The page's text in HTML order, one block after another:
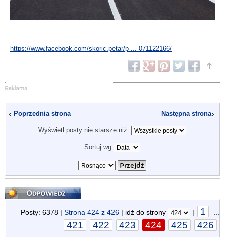
https://www.facebook.com/skoric.petar/p ... 071122166/
Poprzednia strona Następna strona
Wyświetl posty nie starsze niż:
Sortuj wg
Odpowiedz
Posty: 6378 | Strona 424 z 426 | idź do strony | 1
421 422 423 424 425 426